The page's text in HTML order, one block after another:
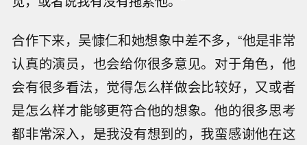
合作下来，吴慷仁和她想象中差不多，“他是非常
认真的演员，也会给你很多意见。对于角色，他
会有很多看法，觉得怎么样做会比较好，又或者
是怎么样才能够更符合他的想象。他的很多思考
都非常深入，是我没有想到的，我蛮感谢他在这